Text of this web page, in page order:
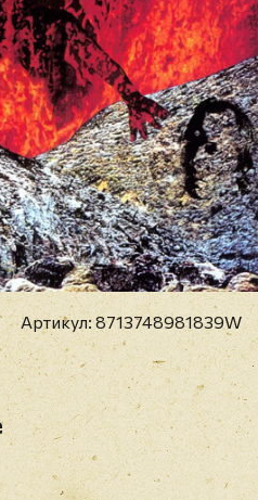
Артикул: 8713748981839W